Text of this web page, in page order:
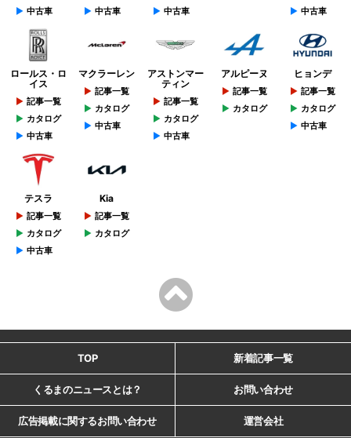
中古車
中古車
中古車
中古車
ロールス・ロ
イス
記事一覧
カタログ
中古車
マクラーレン
記事一覧
カタログ
中古車
アストンマー
ティン
記事一覧
カタログ
中古車
アルピーヌ
記事一覧
カタログ
ヒョンデ
記事一覧
カタログ
中古車
テスラ
記事一覧
カタログ
中古車
Kia
記事一覧
カタログ
TOP 新着記事一覧
くるまのニュースとは？ お問い合わせ
広告掲載に関するお問い合わせ 運営会社